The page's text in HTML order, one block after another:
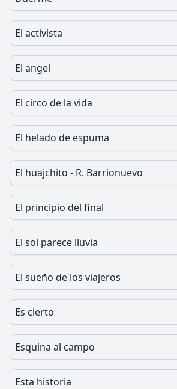
El activista
El angel
El circo de la vida
El helado de espuma
El huajchito - R. Barrionuevo
El principio del final
El sol parece lluvia
El sueño de los viajeros
Es cierto
Esquina al campo
Esta historia